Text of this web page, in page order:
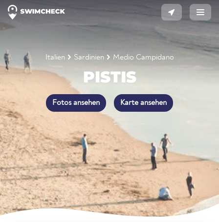
Italien Sardinien Medio Campidano
PISTIS
Fotos ansehen Karte ansehen